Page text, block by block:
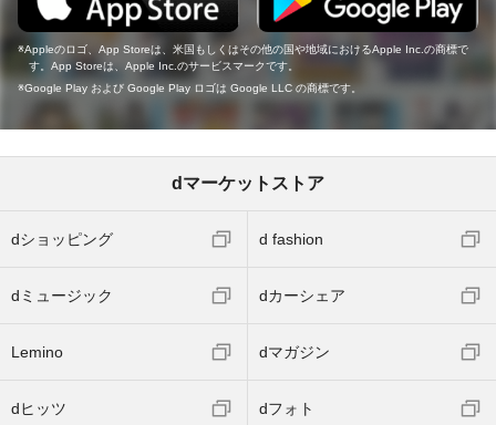
Appleのロゴ、App Storeは、米国もしくはその他の国や地域におけるApple Inc.の商標で
す。App Storeは、Apple Inc.のサービスマークです。
Google Play および Google Play ロゴは Google LLC の商標です。
dマーケットストア
dショッピング d fashion
dミュージック dカーシェア
Lemino dマガジン
dヒッツ dフォト